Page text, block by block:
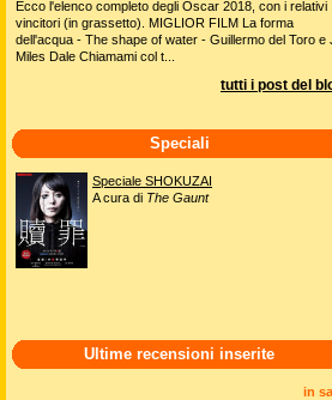
Ecco l'elenco completo degli Oscar 2018, con i relativi
vincitori (in grassetto). MIGLIOR FILM La forma
dell'acqua - The shape of water - Guillermo del Toro e
Miles Dale Chiamami col t...
tutti i post del
Speciali
Speciale SHOKUZAI
A cura di The Gaunt
Ultime recensioni inserite
in